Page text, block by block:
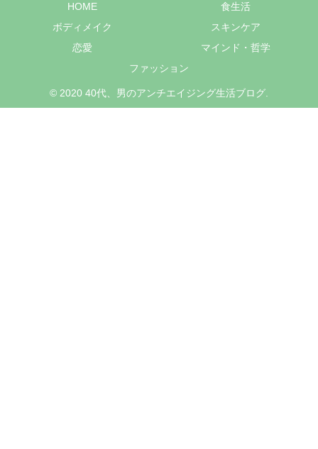
HOME
食生活
ボディメイク
スキンケア
恋愛
マインド・哲学
ファッション
© 2020 40代、男のアンチエイジング生活ブログ.